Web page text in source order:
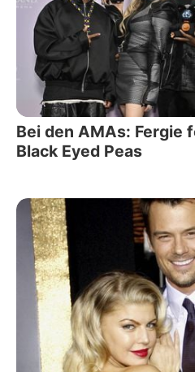
Bei den AMAs: Fergie
Black Eyed Peas